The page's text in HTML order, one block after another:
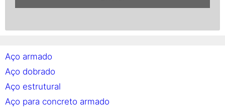
Aço armado
Aço dobrado
Aço estrutural
Aço para concreto armado